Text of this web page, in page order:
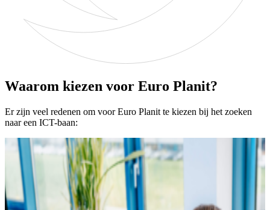
Waarom kiezen voor Euro Planit?
Er zijn veel redenen om voor Euro Planit te kiezen bij het zoeken
naar een ICT-baan: